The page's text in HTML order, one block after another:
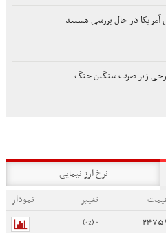
آمریکا در حال بررسی هستند
زیر ضرب سنگین جنگ
نرخ ارز نیمایی
تغییر
نمودار
0 (0%)